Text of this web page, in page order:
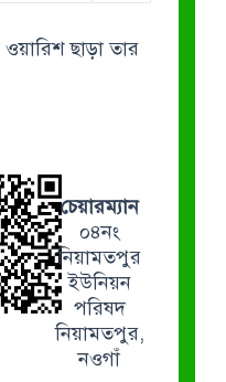
ছাড়া তার
চেয়ারম্যান
০৪নং
নিয়ামতপুর
ইউনিয়ন
পরিষদ
নিয়ামতপুর,
নওগাঁ